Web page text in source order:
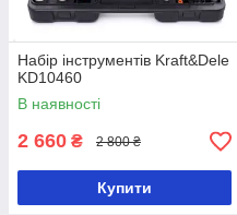
Набір інструментів Kraft&Dele
KD10460
В наявності
2 660 ₴ 2 800 ₴
Купити